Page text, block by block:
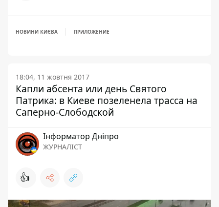
НОВИНИ КИЄВА ПРИЛОЖЕНИЕ
18:04, 11 жовтня 2017
Капли абсента или день Святого
Патрика: в Киеве позеленела трасса на
Саперно-Слободской
Інформатор Дніпро
ЖУРНАЛІСТ
👍